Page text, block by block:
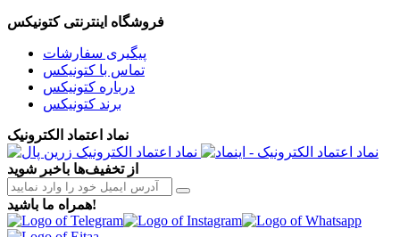
فروشگاه اینترنتی کتونیکس
پیگیری سفارشات
تماس با کتونیکس
درباره کتونیکس
برند کتونیکس
نماد اعتماد الکترونیک
از تخفیف‌ها باخبر شوید
همراه ما باشید!